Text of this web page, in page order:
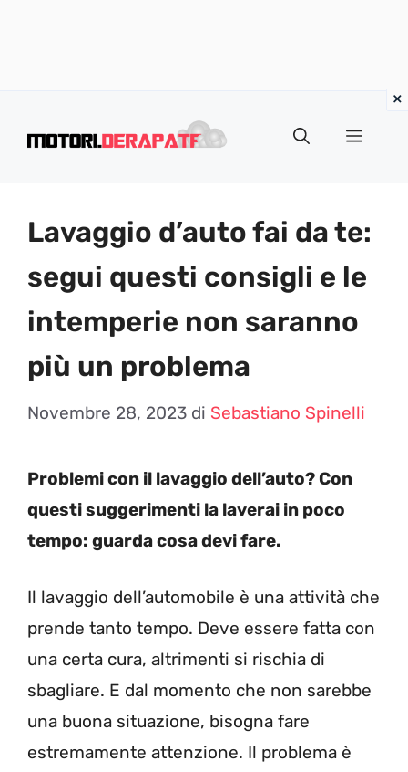
Menu
Lavaggio d’auto fai da te:
segui questi consigli e le
intemperie non saranno
più un problema
Novembre 28, 2023 di Sebastiano Spinelli
Problemi con il lavaggio dell’auto? Con
questi suggerimenti la laverai in poco
tempo: guarda cosa devi fare.
Il lavaggio dell’automobile è una attività che
prende tanto tempo. Deve essere fatta con
una certa cura, altrimenti si rischia di
sbagliare. E dal momento che non sarebbe
una buona situazione, bisogna fare
estremamente attenzione. Il problema è